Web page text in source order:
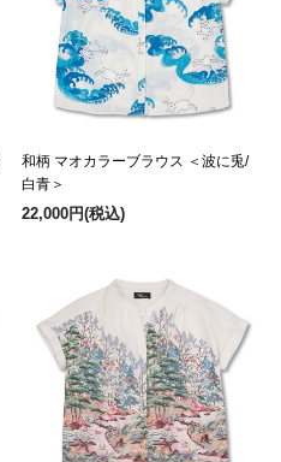
和柄 マオカラーブラウス ＜波に兎/
白青＞
22,000円(税込)